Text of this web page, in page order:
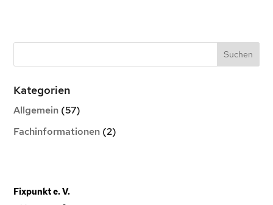
Kategorien
Allgemein (57)
Fachinformationen (2)
Fixpunkt e. V.